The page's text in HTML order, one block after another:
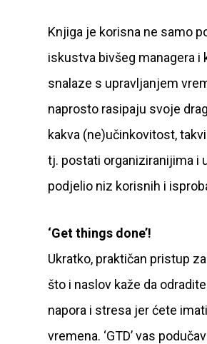
Knjiga je korisna ne samo
iskustva bivšeg managera
snalaze s upravljanjem
naprosto rasipaju svoje
kakva (ne)učinkovitost,
tj. postati organiziranijima i
podjelio niz korisnih i
‘Get things done’!
Ukratko, praktičan pristup
što i naslov kaže da
napora i stresa jer ćete
vremena. ‘GTD’ vas